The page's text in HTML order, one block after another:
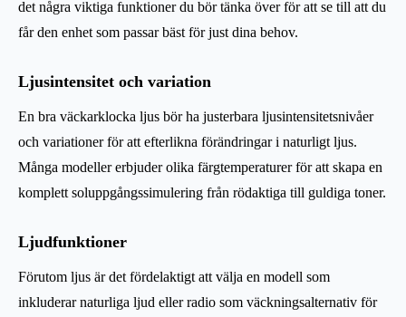
det några viktiga funktioner du bör tänka över för att se till att du
får den enhet som passar bäst för just dina behov.
Ljusintensitet och variation
En bra väckarklocka ljus bör ha justerbara ljusintensitetsnivåer
och variationer för att efterlikna förändringar i naturligt ljus.
Många modeller erbjuder olika färgtemperaturer för att skapa en
komplett soluppgångssimulering från rödaktiga till guldiga toner.
Ljudfunktioner
Förutom ljus är det fördelaktigt att välja en modell som
inkluderar naturliga ljud eller radio som väckningsalternativ för